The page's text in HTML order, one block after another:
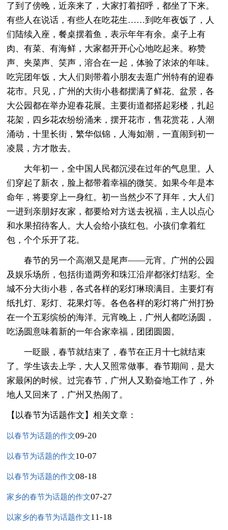
了到了傍晚，近亲来了，大家打着招呼，都坐了下来。
有些人在说话，有些人在吃花生……到吃年夜饭了，人
们陆续入座，餐桌摆着鱼，表示年年有余。桌子上有
肉、有菜、有海鲜，大家都开开心心地吃起来。称赞
声、夹菜声、笑声，溶合在一起，体验了浓浓的年味。
吃完团年饭，大人们则带着小朋友去逛广州特有的迎春
花市。只见，广州的大街小巷都摆满了鲜花、盆景，各
大公园都在举办迎春花展。主要街道都搭起彩楼，扎起
花架，四乡花农纷纷涌来，摆开花市，售花赏花，人潮
涌动，十里长街，繁华似锦，人海如潮，一直闹到初一
凌晨，方才散去。
大年初一，全中国人民都沉浸在过年的气息里。人
们穿起了新衣，脸上都带着幸福的微笑。如果今年是本
命年，将要穿上一身红。初一当然少不了拜年，大人们
一进到亲朋好友家，都要给对方送去祝福，主人以点心
和水果招待客人。大人会给小孩红包。小孩们拿着红
包，个个乐开了花。
春节的另一个高潮又是尾声——元宵。广州的公园
及娱乐场所，包括街道两旁和珠江沿岸都张灯结彩。全
城不分大街小巷，各式各样的彩灯琳琅满目。主要灯有
纸扎灯、彩灯、花果灯等。各色各样的彩灯将广州打扮
在一个五彩缤纷的海洋。元宵晚上，广州人都吃汤圆，
吃汤圆意味着新的一年合家幸福，团团圆圆。
一眨眼，春节就结束了，春节在正月十七就结束
了。学生该去上学，大人又照常做事。春节期间，是大
家最闲的时候。过完春节，广州人又勤奋地工作了，外
地人又回来了，广州又热闹了。
【以春节为话题作文】相关文章：
以春节为话题的作文09-20
以春节为话题的作文10-07
以春节为话题的作文08-18
家乡的春节为话题的作文07-27
以家乡的春节为话题作文11-18